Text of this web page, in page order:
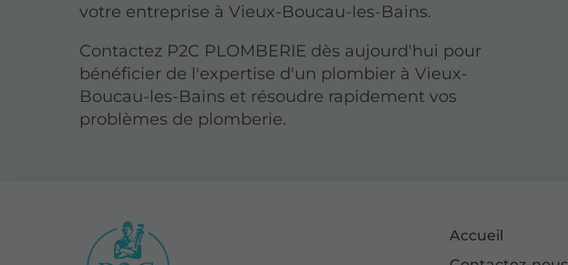
votre entreprise à Vieux-Boucau-les-Bains.
Contactez P2C PLOMBERIE dès aujourd'hui pour
bénéficier de l'expertise d'un plombier à Vieux-
Boucau-les-Bains et résoudre rapidement vos
problèmes de plomberie.
Accueil